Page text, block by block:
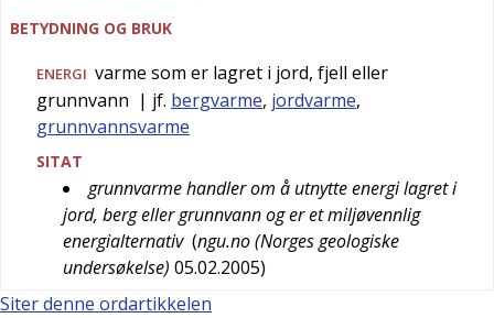
BETYDNING OG BRUK
ENERGI varme som er lagret i jord, fjell eller
grunnvann | jf. bergvarme, jordvarme,
grunnvannsvarme
SITAT
grunnvarme handler om å utnytte energi lagret i
jord, berg eller grunnvann og er et miljøvennlig
energialternativ (ngu.no (Norges geologiske
undersøkelse) 05.02.2005)
Siter denne ordartikkelen